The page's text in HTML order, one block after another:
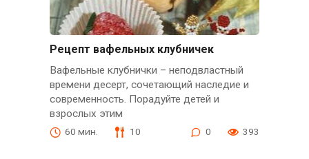
Рецепт вафельных клубничек
Вафельные клубнички – неподвластный
времени десерт, сочетающий наследие и
современность. Порадуйте детей и
взрослых этим
60 мин. 10 0 393